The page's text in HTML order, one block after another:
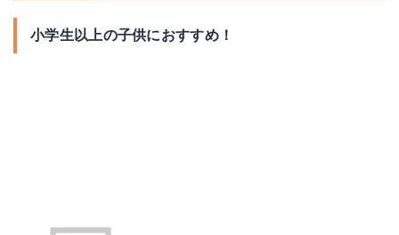
小学生以上の子供におすすめ！